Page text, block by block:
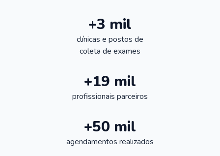
+3 mil
clínicas e postos de
coleta de exames
+19 mil
profissionais parceiros
+50 mil
agendamentos realizados